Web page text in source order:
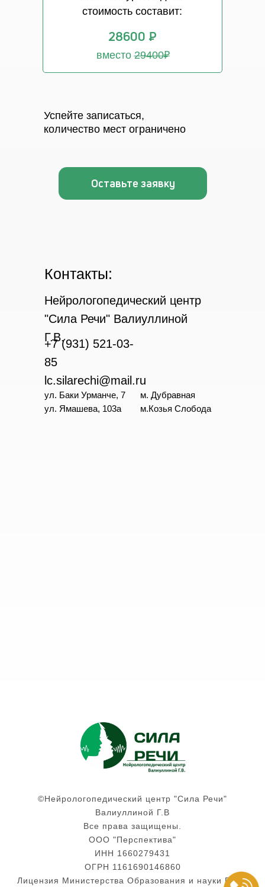
вместо29400₽
28600 ₽
Успейте записаться,
количество мест ограничено
стоимость составит:
Оставьте заявку
Контакты:
Нейрологопедический центр
"Сила Речи" Валиуллиной
Г.В.
+7 (931) 521-03-
85
lc.silarechi@mail.ru
ул. Баки Урманче, 7
ул. Ямашева, 103а
м. Дубравная
м.Козья Слобода
©Нейрологопедический центр "Сила Речи"
Валиуллиной Г.В
Все права защищены.
ООО "Перспектива"
ИНН 1660279431
ОГРН 1161690146860
Лицензия Министерства Образования и науки РТ №